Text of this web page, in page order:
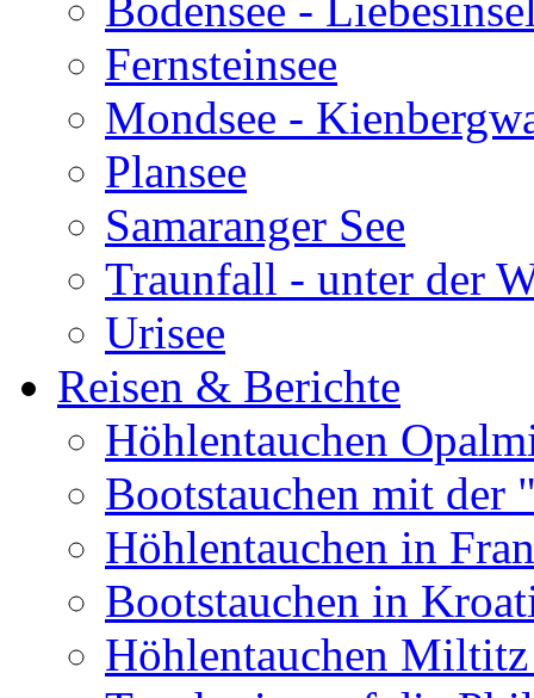
Fernsteinsee
Mondsee -
Plansee
Samaranger See
Traunfall - unter der
Urisee
Reisen & Berichte
Höhlentauchen
Bootstauchen mit
Höhlentauchen in
Bootstauchen in
Höhlentauchen